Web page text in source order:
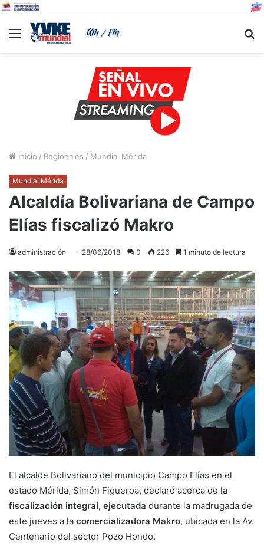
Menu
Inicio / Regionales / Mundial Mérida
Mundial Mérida
Alcaldía Bolivariana de Campo
Elías fiscalizó Makro
administración 28/06/2018 0 226 1 minuto de lectura
El alcalde Bolivariano del municipio Campo Elías en el
estado Mérida, Simón Figueroa, declaró acerca de la
fiscalización integral, ejecutada durante la madrugada de
este jueves a la comercializadora Makro, ubicada en la Av.
Centenario del sector Pozo Hondo.